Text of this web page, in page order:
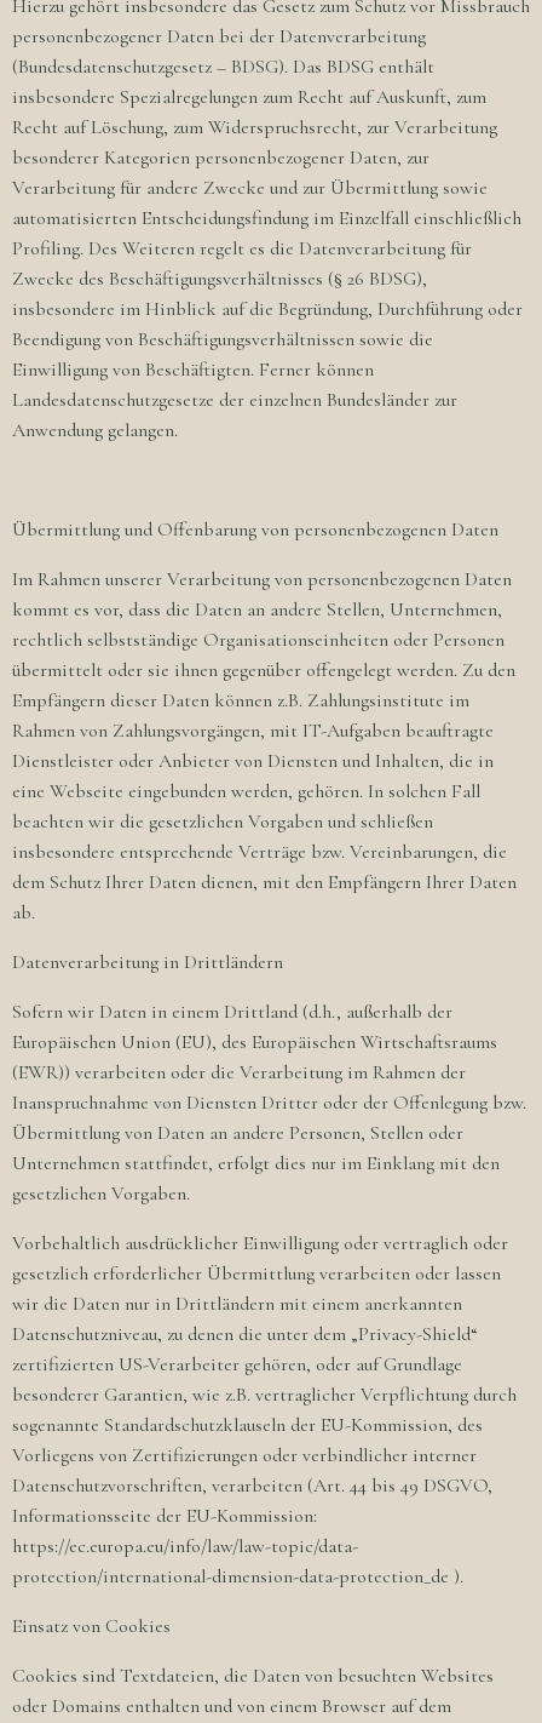
Hierzu gehört insbesondere das Gesetz zum Schutz vor Missbrauch
personenbezogener Daten bei der Datenverarbeitung
(Bundesdatenschutzgesetz – BDSG). Das BDSG enthält
insbesondere Spezialregelungen zum Recht auf Auskunft, zum
Recht auf Löschung, zum Widerspruchsrecht, zur Verarbeitung
besonderer Kategorien personenbezogener Daten, zur
Verarbeitung für andere Zwecke und zur Übermittlung sowie
automatisierten Entscheidungsfindung im Einzelfall einschließlich
Profiling. Des Weiteren regelt es die Datenverarbeitung für
Zwecke des Beschäftigungsverhältnisses (§ 26 BDSG),
insbesondere im Hinblick auf die Begründung, Durchführung oder
Beendigung von Beschäftigungsverhältnissen sowie die
Einwilligung von Beschäftigten. Ferner können
Landesdatenschutzgesetze der einzelnen Bundesländer zur
Anwendung gelangen.
Übermittlung und Offenbarung von personenbezogenen Daten
Im Rahmen unserer Verarbeitung von personenbezogenen Daten
kommt es vor, dass die Daten an andere Stellen, Unternehmen,
rechtlich selbstständige Organisationseinheiten oder Personen
übermittelt oder sie ihnen gegenüber offengelegt werden. Zu den
Empfängern dieser Daten können z.B. Zahlungsinstitute im
Rahmen von Zahlungsvorgängen, mit IT-Aufgaben beauftragte
Dienstleister oder Anbieter von Diensten und Inhalten, die in
eine Webseite eingebunden werden, gehören. In solchen Fall
beachten wir die gesetzlichen Vorgaben und schließen
insbesondere entsprechende Verträge bzw. Vereinbarungen, die
dem Schutz Ihrer Daten dienen, mit den Empfängern Ihrer Daten
ab.
Datenverarbeitung in Drittländern
Sofern wir Daten in einem Drittland (d.h., außerhalb der
Europäischen Union (EU), des Europäischen Wirtschaftsraums
(EWR)) verarbeiten oder die Verarbeitung im Rahmen der
Inanspruchnahme von Diensten Dritter oder der Offenlegung bzw.
Übermittlung von Daten an andere Personen, Stellen oder
Unternehmen stattfindet, erfolgt dies nur im Einklang mit den
gesetzlichen Vorgaben.
Vorbehaltlich ausdrücklicher Einwilligung oder vertraglich oder
gesetzlich erforderlicher Übermittlung verarbeiten oder lassen
wir die Daten nur in Drittländern mit einem anerkannten
Datenschutzniveau, zu denen die unter dem „Privacy-Shield“
zertifizierten US-Verarbeiter gehören, oder auf Grundlage
besonderer Garantien, wie z.B. vertraglicher Verpflichtung durch
sogenannte Standardschutzklauseln der EU-Kommission, des
Vorliegens von Zertifizierungen oder verbindlicher interner
Datenschutzvorschriften, verarbeiten (Art. 44 bis 49 DSGVO,
Informationsseite der EU-Kommission:
https://ec.europa.eu/info/law/law-topic/data-
protection/international-dimension-data-protection_de ).
Einsatz von Cookies
Cookies sind Textdateien, die Daten von besuchten Websites
oder Domains enthalten und von einem Browser auf dem